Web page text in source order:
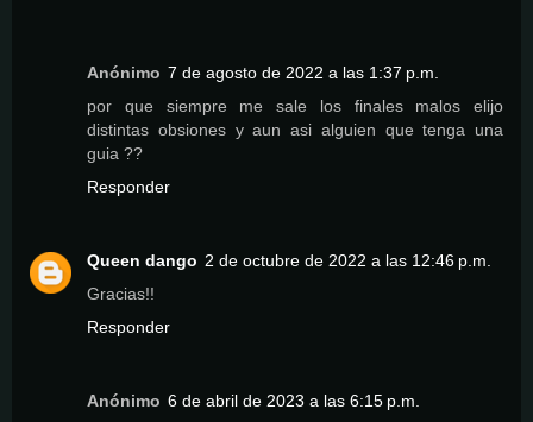
Anónimo 7 de agosto de 2022 a las 1:37 p.m.
por que siempre me sale los finales malos elijo
distintas obsiones y aun asi alguien que tenga una
guia ??
Responder
Queen dango 2 de octubre de 2022 a las 12:46 p.m.
Gracias!!
Responder
Anónimo 6 de abril de 2023 a las 6:15 p.m.